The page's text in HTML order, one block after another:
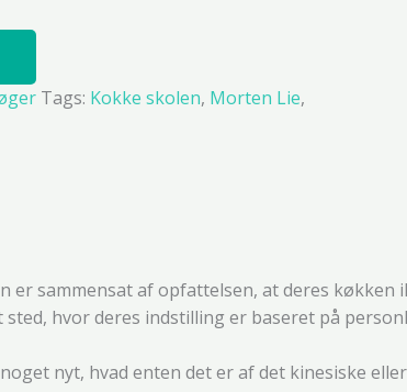
Tags: Kokke skolen, Morten Lie,
er sammensat af opfattelsen, at deres
hvor deres indstilling er baseret på
nyt, hvad enten det er af det kinesiske